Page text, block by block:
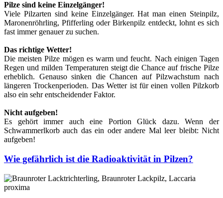
Pilze sind keine Einzelgänger!
Viele Pilzarten sind keine Einzelgänger. Hat man einen Steinpilz,
Maronenröhrling, Pfifferling oder Birkenpilz entdeckt, lohnt es sich
fast immer genauer zu suchen.
Das richtige Wetter!
Die meisten Pilze mögen es warm und feucht. Nach einigen Tagen
Regen und milden Temperaturen steigt die Chance auf frische Pilze
erheblich. Genauso sinken die Chancen auf Pilzwachstum nach
längeren Trockenperioden. Das Wetter ist für einen vollen Pilzkorb
also ein sehr entscheidender Faktor.
Nicht aufgeben!
Es gehört immer auch eine Portion Glück dazu. Wenn der
Schwammerlkorb auch das ein oder andere Mal leer bleibt: Nicht
aufgeben!
Wie gefährlich ist die Radioaktivität in Pilzen?